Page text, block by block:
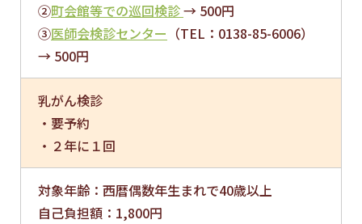
②町会館等での巡回検診→ 500円
③医師会検診センター （TEL：0138-85-6006）
→ 500円
乳がん検診
・要予約
・２年に１回
対象年齢：西暦偶数年生まれで40歳以上
自己負担額：1,800円